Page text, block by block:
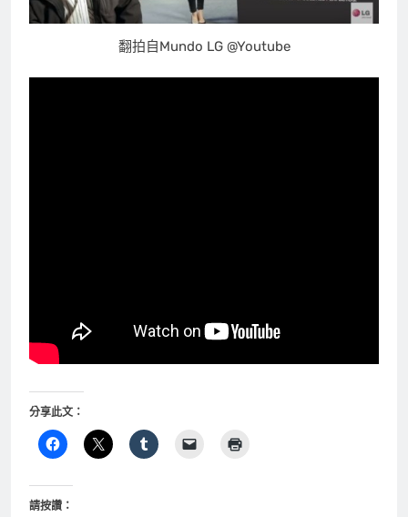
翻拍自Mundo LG @Youtube
分享此文：
請按讚：